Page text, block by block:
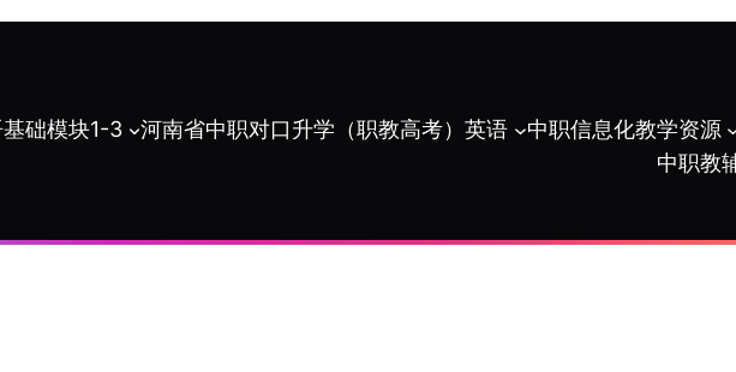
基础模块1-3 河南省中职对口升学（职教高考）英语 中职信息化教学资源
中职教